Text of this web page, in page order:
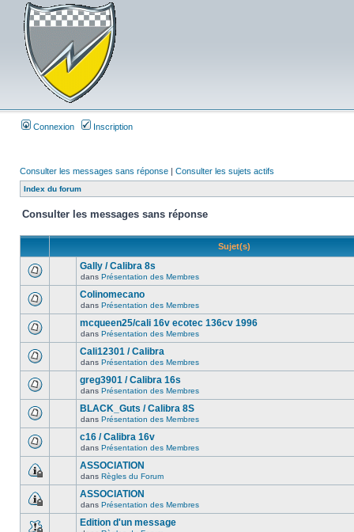
Connexion Inscription
Consulter les messages sans réponse | Consulter les sujets actifs
Index du forum
Consulter les messages sans réponse
Sujet(s)
Gally / Calibra 8s
dans Présentation des Membres
Colinomecano
dans Présentation des Membres
mcqueen25/cali 16v ecotec 136cv 1996
dans Présentation des Membres
Cali12301 / Calibra
dans Présentation des Membres
greg3901 / Calibra 16s
dans Présentation des Membres
BLACK_Guts / Calibra 8S
dans Présentation des Membres
c16 / Calibra 16v
dans Présentation des Membres
ASSOCIATION
dans Règles du Forum
ASSOCIATION
dans Présentation des Membres
Edition d'un message